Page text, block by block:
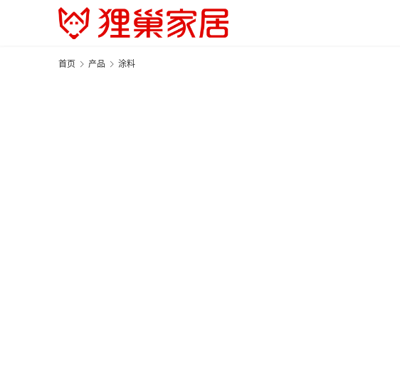
首页 产品 涂料